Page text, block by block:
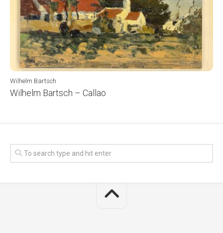
Wilhelm Bartsch
Wilhelm Bartsch – Callao